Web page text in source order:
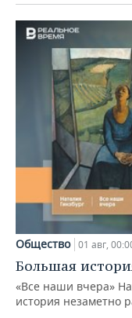
Общество 01 авг,
Большая
«Все наши вчера»
история незаметно